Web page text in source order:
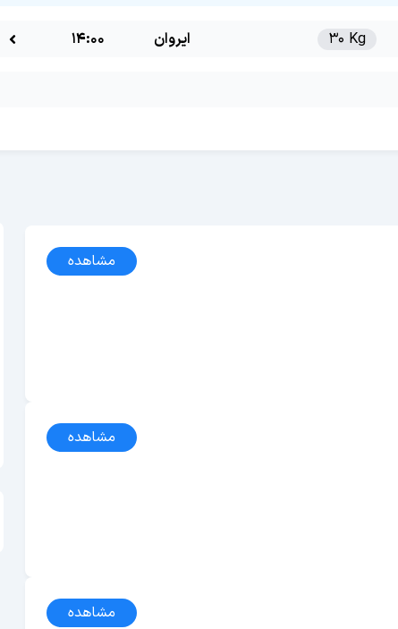
30 Kg ایروان 14:00
مشاهده
مشاهده
مشاهده